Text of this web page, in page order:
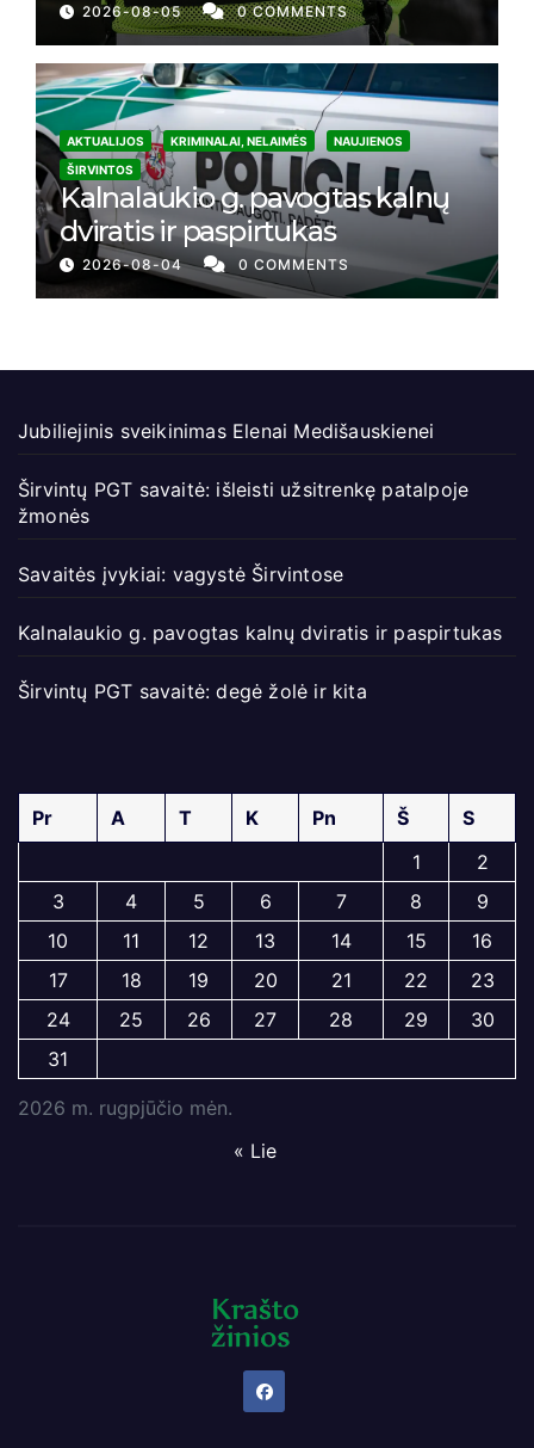
2026-08-05 0 COMMENTS
AKTUALIJOS KRIMINALAI, NELAIMĖS
NAUJIENOS
ŠIRVINTOS
Kalnalaukio g. pavogtas kalnų
dviratis ir paspirtukas
2026-08-04 0 COMMENTS
Jubiliejinis sveikinimas Elenai Medišauskienei
Širvintų PGT savaitė: išleisti užsitrenkę patalpoje
žmonės
Savaitės įvykiai: vagystė Širvintose
Kalnalaukio g. pavogtas kalnų dviratis ir paspirtukas
Širvintų PGT savaitė: degė žolė ir kita
2026 m. rugpjūčio mėn.
Pr A T K Pn Š
S
1
2
3
4 5 6 7 8
9
10
11 12 13 14 15
16
17
18 19 20 21 22
23
24
25 26 27 28 29
30
31
« Lie